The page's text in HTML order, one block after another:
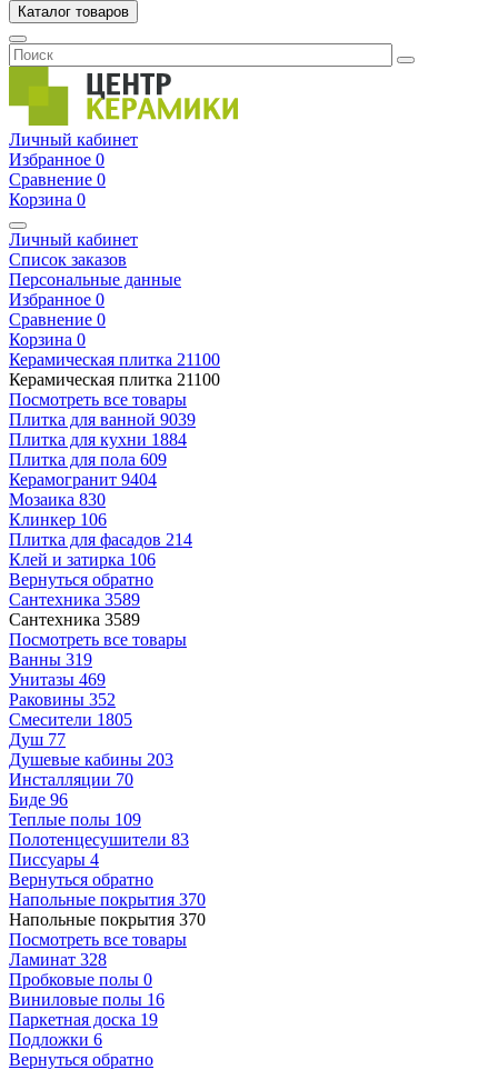
Каталог товаров
Личный кабинет
Избранное 0
Сравнение 0
Корзина 0
Личный кабинет
Список заказов
Персональные данные
Избранное 0
Сравнение 0
Корзина 0
Керамическая плитка 21100
Керамическая плитка 21100
Посмотреть все товары
Плитка для ванной 9039
Плитка для кухни 1884
Плитка для пола 609
Керамогранит 9404
Мозаика 830
Клинкер 106
Плитка для фасадов 214
Клей и затирка 106
Вернуться обратно
Сантехника 3589
Сантехника 3589
Посмотреть все товары
Ванны 319
Унитазы 469
Раковины 352
Смесители 1805
Душ 77
Душевые кабины 203
Инсталляции 70
Биде 96
Теплые полы 109
Полотенцесушители 83
Писсуары 4
Вернуться обратно
Напольные покрытия 370
Напольные покрытия 370
Посмотреть все товары
Ламинат 328
Пробковые полы 0
Виниловые полы 16
Паркетная доска 19
Подложки 6
Вернуться обратно